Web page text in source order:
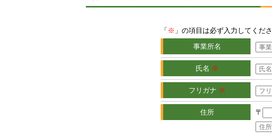
「 ※ 」の項目は必ず入力してくださ
事業所名
氏名 ※
フリガナ ※
住所 〒